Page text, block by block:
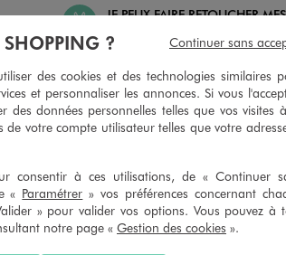
les
JE PEUX FAIRE RETOUCHER MES
Ourlets, ceintures… vous avez la
faire retoucher vos articles textiles dans
magasins. Les tarifs sont à votre
simple demande. Voir conditions en
SHOPPING ?
des cookies et des technologies similaires
et personnaliser les annonces. Si vous
des données personnelles telles que vos visites
de votre compte utilisateur telles que votre
consentir à ces utilisations, de « Continuer
« Paramétrer » vos préférences concernant
» pour valider vos options. Vous pouvez à
notre page « Gestion des cookies ».
Continuer sans